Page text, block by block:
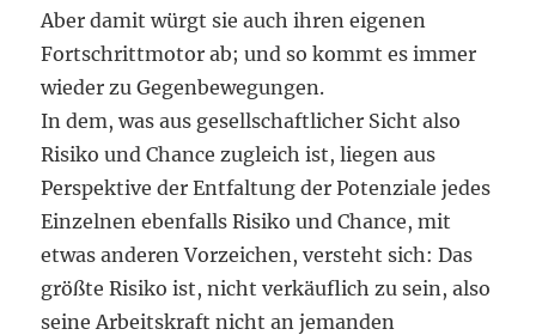
Aber damit würgt sie auch ihren eigenen
Fortschrittmotor ab; und so kommt es immer
wieder zu Gegenbewegungen.
In dem, was aus gesellschaftlicher Sicht also
Risiko und Chance zugleich ist, liegen aus
Perspektive der Entfaltung der Potenziale jedes
Einzelnen ebenfalls Risiko und Chance, mit
etwas anderen Vorzeichen, versteht sich: Das
größte Risiko ist, nicht verkäuflich zu sein, also
seine Arbeitskraft nicht an jemanden